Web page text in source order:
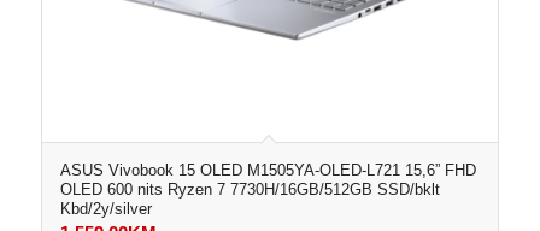
ASUS Vivobook 15 OLED M1505YA-OLED-L721 15,6” FHD
OLED 600 nits Ryzen 7 7730H/16GB/512GB SSD/bklt
Kbd/2y/silver